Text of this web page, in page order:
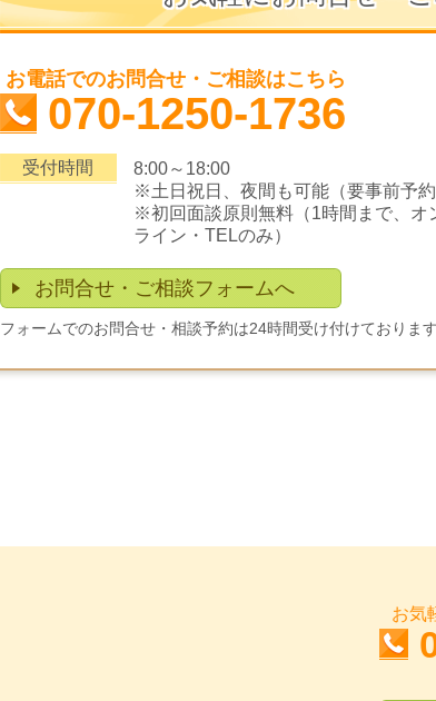
お電話でのお問合せ・ご相談はこちら
070-1250-1736
受付時間
8:00～18:00
※土日祝日、夜間も可能（要事前予約
※初回面談原則無料（1時間まで、オ
ライン・TELのみ）
お問合せ・ご相談フォームへ
フォームでのお問合せ・相談予約は24時間受け付けております
お気